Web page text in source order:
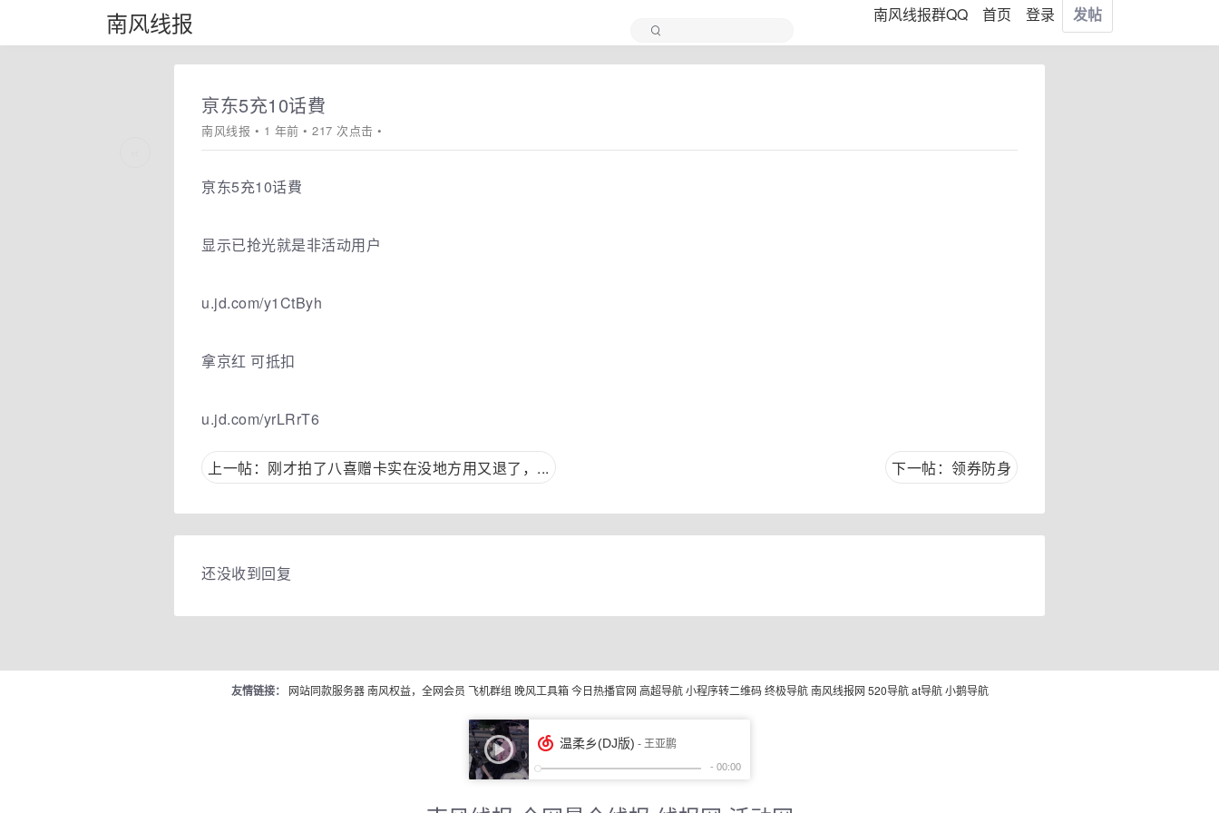
南风线报 南风线报群QQ 首页 登录 发帖
亰东5充10话費
南风线报 • 1 年前 • 217 次点击 •
亰东5充10话費
显示已抢光就是非活动用户
u.jd.com/y1CtByh
拿京红 可抵扣
u.jd.com/yrLRrT6
上一帖：刚才拍了八喜赠卡实在没地方用又退了，... 下一帖：领券防身
还没收到回复
友情链接： 网站同款服务器 南风权益，全网会员 飞机群组 晚风工具箱 今日热播官网 高超导航 小程序转二维码 终极导航 南风线报网 520导航 at导航 小鹅导航